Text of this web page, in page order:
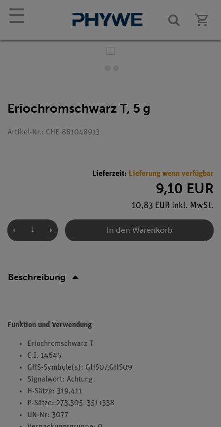
☰
Eriochromschwarz T, 5 g
Artikel-Nr.: CHE-881048913
Lieferzeit: Lieferung wenn verfügbar
9,10 EUR
10,83 EUR inkl. MwSt.
In den Warenkorb
Beschreibung
Funktion und Verwendung
Eriochromschwarz T
C.I. 14645
GHS-Symbole(s): GHS07,GHS09
Signalwort: Achtung
H-Sätze: 319,411
P-Sätze: 273,305+351+338
UN-Nr: 3077